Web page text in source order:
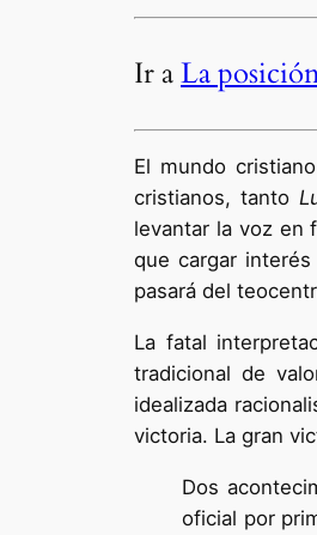
Ir aLa
El mundo
cristianos, tanto
levantar la voz en
que cargar
pasará del
La fatal
tradicional de
idealizada
victoria. La gran
Dos
oficial por